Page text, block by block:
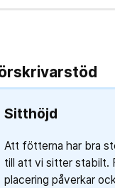
Sitthöjd
Att fötterna har bra
till att vi sitter stabilt.
placering påverkar